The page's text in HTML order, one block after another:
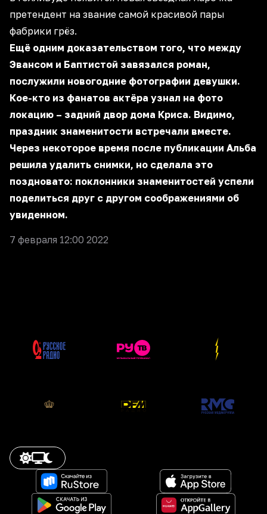
претендент на звание самой красивой пары
фабрики грёз.
Ещё одним доказательством того, что между
Эвансом и Баптистой завязался роман,
послужили новогодние фотографии девушки.
Кое-кто из фанатов актёра узнал на фото
локацию – задний двор дома Криса. Видимо,
праздник знаменитости встречали вместе.
Через некоторое время после публикации Альба
решила удалить снимки, но сделала это
поздновато: поклонники знаменитостей успели
поделиться друг с другом соображениями об
увиденном.
7 февраля 12:00 2022